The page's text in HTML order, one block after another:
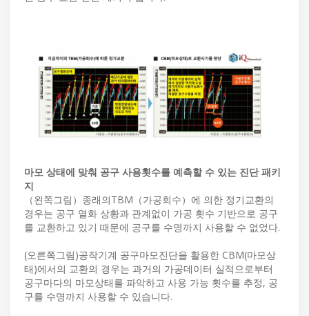
마모 상태에 맞춰 공구 사용횟수를 예측할 수 있는 진단 패키
지
（왼쪽그림）종래의TBM（가공회수）에 의한 정기교환의
경우는 공구 열화 상황과 관계없이 가공 횟수 기반으로 공구
를 교환하고 있기 때문에 공구를 수명까지 사용할 수 없었다.
(오른쪽그림)공작기계 공구마모진단을 활용한 CBM(마모상
태)에서의 교환의 경우는 과거의 가공데이터 실적으로부터
공구마다의 마모상태를 파악하고 사용 가능 횟수를 추정, 공
구를 수명까지 사용할 수 있습니다.